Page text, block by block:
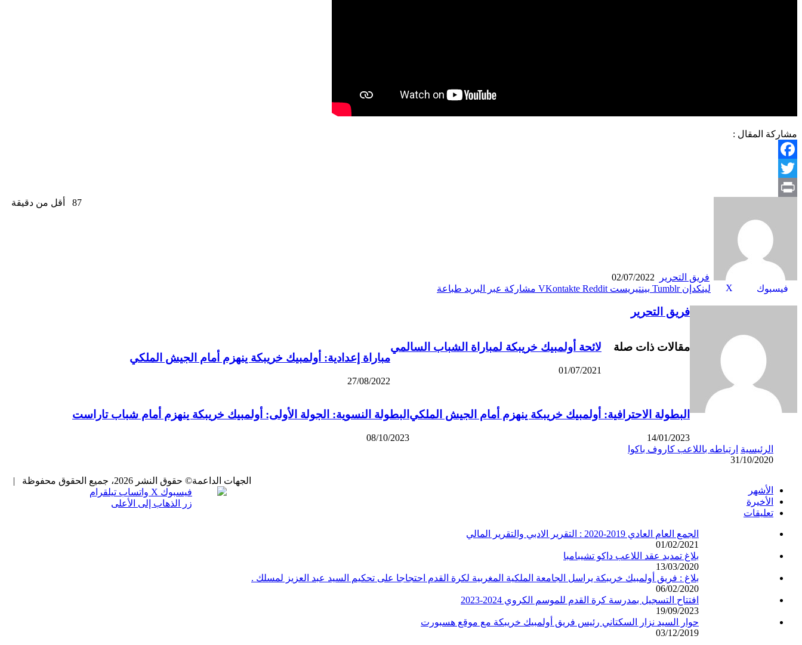
مشاركة المقال :
Facebook
Twitter
فريق التحرير 02/07/2022
87 أقل من دقيقة
فيسبوك X لينكدإن بينتيريست مشاركة عبر البريد طباعة
فريق التحرير
مقالات ذات صلة لائحة أولمبيك خريبكة لمباراة الشباب السالمي
01/07/2021
مباراة إعدادية: أولمبيك خريبكة ينهزم أمام الجيش الملكي
27/08/2022
البطولة الاحترافية: أولمبيك خريبكة ينهزم أمام الجيش الملكي
14/01/2023
البطولة النسوية: الجولة الأولى: أولمبيك خريبكة ينهزم أمام شباب تاراست
08/10/2023
الرئيسية ارتباطه باللاعب كاروف باكوا
31/10/2020
الأشهر
الأخيرة
تعليقات
الجمع العام العادي 2019-2020 : التقرير الادبي والتقرير المالي
01/02/2021
بلاغ تمديد عقد اللاعب داكو تشيبامبا
13/03/2020
بلاغ : فريق أولمبيك خريبكة يراسل الجامعة الملكية المغربية لكرة القدم احتجاجا على تحكيم السيد عبد العزيز لمسلك .
06/02/2020
افتتاح التسجيل بمدرسة كرة القدم للموسم الكروي 2024-2023
19/09/2023
حوار السيد نزار السكتاني رئيس فريق أولمبيك خريبكة مع موقع هسبورت
03/12/2019
الجهات الداعمة© حقوق النشر 2026، جميع الحقوق محفوظة |
فيسبوك X واتساب تيلقرام
زر الذهاب إلى الأعلى